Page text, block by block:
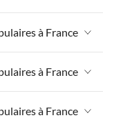
à France
à France
à France